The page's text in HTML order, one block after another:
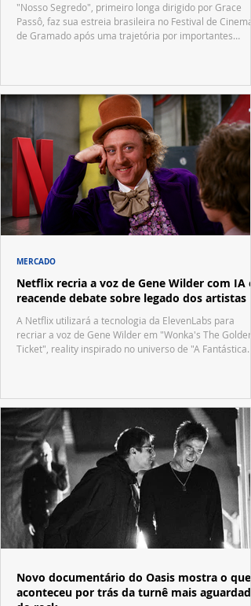
"Nosso Segredo", primeiro longa dirigido por Grace
Passô, faz sua estreia brasileira no Festival de Cinema
de Gramado após uma trajetória por importantes
Netflix recria a voz de Gene Wilder com IA e
reacende debate sobre legado dos artistas
A Netflix utilizará a tecnologia da ElevenLabs para
recriar a voz de Gene Wilder em "Wonka's The Golden
Ticket", reality inspirado no universo de "A Fantástica
MERCADO
Novo documentário do Oasis mostra o que
aconteceu por trás da turnê mais aguardada